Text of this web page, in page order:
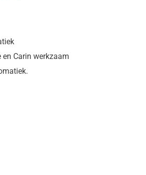
Carin werkzaam